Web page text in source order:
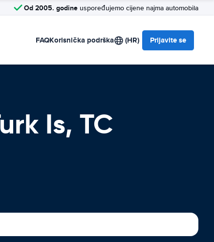
Od 2005. godine uspoređujemo cijene najma automobila
FAQKorisnička podrška (HR) Prijavite se
Is, TC